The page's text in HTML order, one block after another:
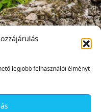
legjobb felhasználói élményt